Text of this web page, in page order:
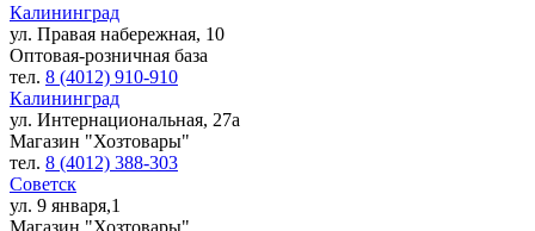
Калининград
ул. Правая набережная, 10
Оптовая-розничная база
тел. 8 (4012) 910-910
Калининград
ул. Интернациональная, 27а
Магазин "Хозтовары"
тел. 8 (4012) 388-303
Советск
ул. 9 января,1
Магазин "Хозтовары"